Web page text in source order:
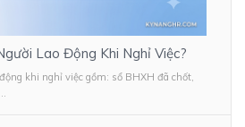
Lao Động Khi Nghỉ Việc?
khi nghỉ việc gồm: sổ BHXH đã chốt,